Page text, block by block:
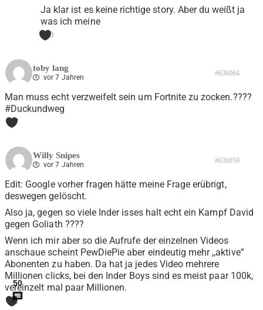
Ja klar ist es keine richtige story. Aber du weißt ja
was ich meine
0
toby lang
vor 7 Jahren #636064
Man muss echt verzweifelt sein um Fortnite zu zocken.????
#Duckundweg
7
Willy Snipes
vor 7 Jahren #636059
Edit: Google vorher fragen hätte meine Frage erübrigt,
deswegen gelöscht.
Also ja, gegen so viele Inder isses halt echt ein Kampf David
gegen Goliath ????
Wenn ich mir aber so die Aufrufe der einzelnen Videos
anschaue scheint PewDiePie aber eindeutig mehr ,,aktive”
Abonenten zu haben. Da hat ja jedes Video mehrere
Millionen clicks, bei den Inder Boys sind es meist paar 100k,
vereinzelt mal paar Millionen.
1
50